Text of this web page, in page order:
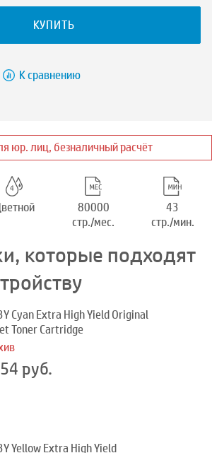
КУПИТЬ
К сравнению
юр. лиц, безналичный расчёт
80000
стр./мес.
43
стр./мин.
которые подходят
Cyan Extra High Yield Original
Toner Cartridge
руб.
Yellow Extra High Yield